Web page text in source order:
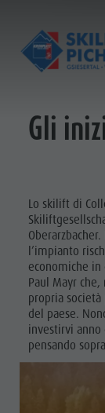
Orari di
Contatto
Storia
Gli
Lo skilift di
l’impianto
economiche in
Paul Mayr
propria
del paese.
investirvi
pensando